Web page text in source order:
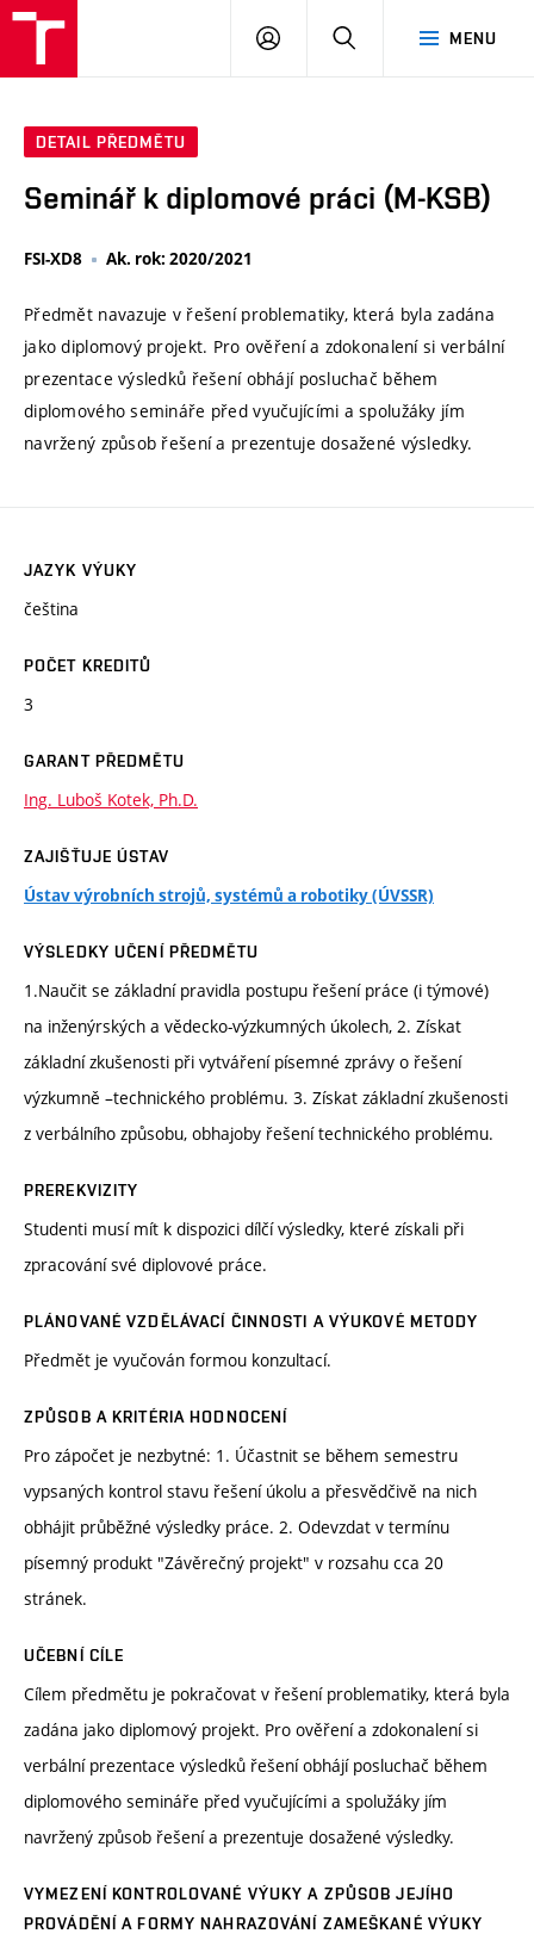
MENU
PŘIHLÁSIT
DETAIL PŘEDMĚTU
Seminář k diplomové práci (M-KSB)
FSI-XD8 Ak. rok: 2020/2021
Předmět navazuje v řešení problematiky, která byla zadána
jako diplomový projekt. Pro ověření a zdokonalení si verbální
prezentace výsledků řešení obhájí posluchač během
diplomového semináře před vyučujícími a spolužáky jím
navržený způsob řešení a prezentuje dosažené výsledky.
JAZYK VÝUKY
čeština
POČET KREDITŮ
3
GARANT PŘEDMĚTU
Ing. Luboš Kotek, Ph.D.
ZAJIŠŤUJE ÚSTAV
Ústav výrobních strojů, systémů a robotiky (ÚVSSR)
VÝSLEDKY UČENÍ PŘEDMĚTU
1.Naučit se základní pravidla postupu řešení práce (i týmové)
na inženýrských a vědecko-výzkumných úkolech, 2. Získat
základní zkušenosti při vytváření písemné zprávy o řešení
výzkumně –technického problému. 3. Získat základní zkušenosti
z verbálního způsobu, obhajoby řešení technického problému.
PREREKVIZITY
Studenti musí mít k dispozici dílčí výsledky, které získali při
zpracování své diplovové práce.
PLÁNOVANÉ VZDĚLÁVACÍ ČINNOSTI A VÝUKOVÉ METODY
Předmět je vyučován formou konzultací.
ZPŮSOB A KRITÉRIA HODNOCENÍ
Pro zápočet je nezbytné: 1. Účastnit se během semestru
vypsaných kontrol stavu řešení úkolu a přesvědčivě na nich
obhájit průběžné výsledky práce. 2. Odevzdat v termínu
písemný produkt "Závěrečný projekt" v rozsahu cca 20
stránek.
UČEBNÍ CÍLE
Cílem předmětu je pokračovat v řešení problematiky, která byla
zadána jako diplomový projekt. Pro ověření a zdokonalení si
verbální prezentace výsledků řešení obhájí posluchač během
diplomového semináře před vyučujícími a spolužáky jím
navržený způsob řešení a prezentuje dosažené výsledky.
VYMEZENÍ KONTROLOVANÉ VÝUKY A ZPŮSOB JEJÍHO
PROVÁDĚNÍ A FORMY NAHRAZOVÁNÍ ZAMEŠKANÉ VÝUKY